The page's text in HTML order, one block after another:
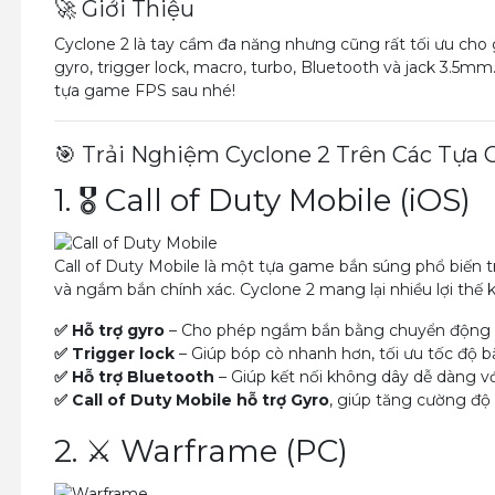
🚀 Giới Thiệu
Cyclone 2 là tay cầm đa năng nhưng cũng rất tối ưu
gyro, trigger lock, macro, turbo, Bluetooth và jack
tựa game FPS sau nhé!
🎯 Trải Nghiệm Cyclone 2 Trên Các Tựa
1. 🎖 Call of Duty Mobile (iOS)
Call of Duty Mobile là một tựa game bắn súng phổ biến
và ngắm bắn chính xác. Cyclone 2 mang lại nhiều lợi thế
✅ Hỗ trợ gyro – Cho phép ngắm bắn bằng chuyển
✅ Trigger lock – Giúp bóp cò nhanh hơn, tối ưu tốc độ
✅ Hỗ trợ Bluetooth – Giúp kết nối không dây dễ dàng
✅ Call of Duty Mobile hỗ trợ Gyro, giúp tăng cường độ
2. ⚔️ Warframe (PC)